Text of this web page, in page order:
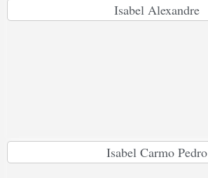
Isabel Alexandre
Isabel Carmo Pedro